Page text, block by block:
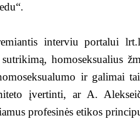
interviu portalui
homoseksualius
ir galimai
įvertinti, ar A.
profesinės etikos